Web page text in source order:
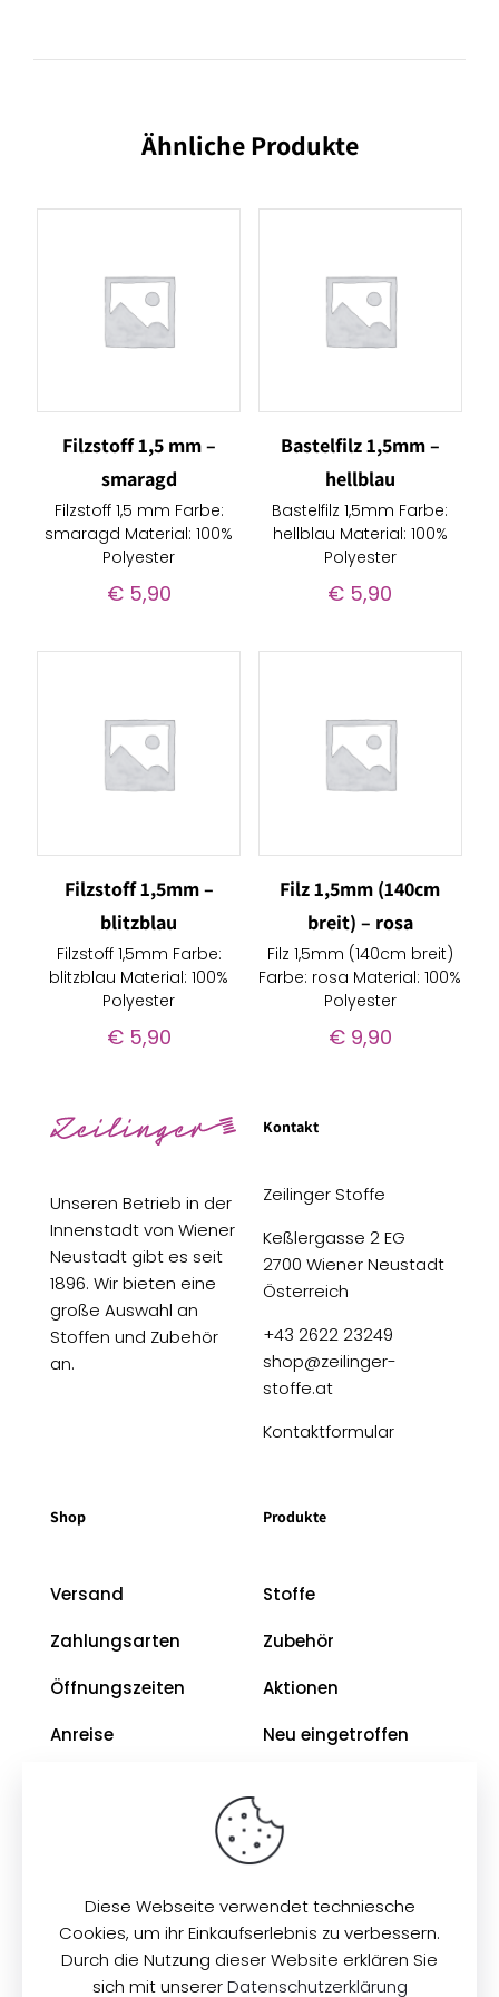
Ähnliche Produkte
Filzstoff 1,5 mm –
smaragd
Filzstoff 1,5 mm Farbe:
smaragd Material: 100%
Polyester
€5,90
Bastelfilz 1,5mm –
hellblau
Bastelfilz 1,5mm Farbe:
hellblau Material: 100%
Polyester
€ 5,90
Filzstoff 1,5mm –
blitzblau
Filzstoff 1,5mm Farbe:
blitzblau Material: 100%
Polyester
€5,90
Filz 1,5mm (140cm
breit) – rosa
Filz 1,5mm (140cm breit)
Farbe: rosa Material: 100%
Polyester
€9,90
Unseren Betrieb in der
Innenstadt von Wiener
Neustadt gibt es seit
1896. Wir bieten eine
große Auswahl an
Stoffen und Zubehör
an.
Kontakt
Zeilinger Stoffe
Keßlergasse 2 EG
2700 Wiener Neustadt
Österreich
+43 2622 23249
shop@zeilinger-
stoffe.at
Kontaktformular
Shop
Versand
Zahlungsarten
Öffnungszeiten
Anreise
Datenschutz
Produkte
Stoffe
Zubehör
Aktionen
Neu eingetroffen
Diese Webseite verwendet techniesche
Cookies, um ihr Einkaufserlebnis zu verbessern.
Durch die Nutzung dieser Website erklären Sie
sich mit unsererDatenschutzerklärung